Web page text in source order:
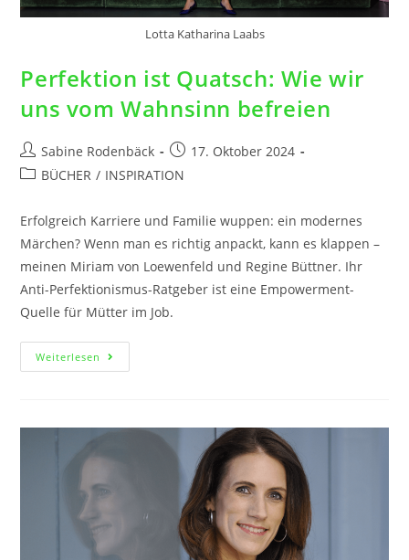
Lotta Katharina Laabs
Perfektion ist Quatsch: Wie wir
uns vom Wahnsinn befreien
Sabine Rodenbäck
17. Oktober 2024
BÜCHER / INSPIRATION
Erfolgreich Karriere und Familie wuppen: ein modernes
Märchen? Wenn man es richtig anpackt, kann es klappen –
meinen Miriam von Loewenfeld und Regine Büttner. Ihr
Anti-Perfektionismus-Ratgeber ist eine Empowerment-
Quelle für Mütter im Job.
Weiterlesen